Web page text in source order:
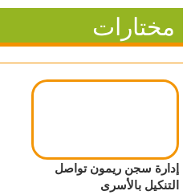
مختارات
إدارة سجن ريمون تواصل
التنكيل بالأسرى